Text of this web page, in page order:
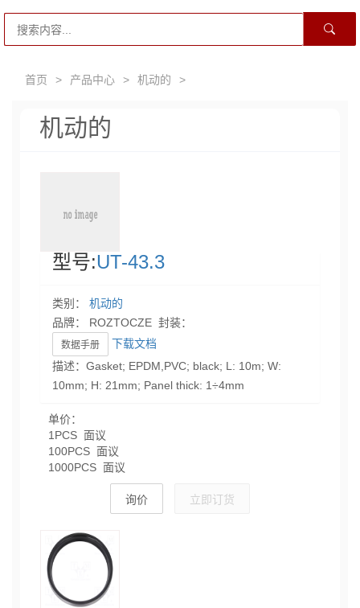
首页 > 产品中心 > 机动的 >
机动的
型号:UT-43.3
类别： 机动的
品牌： ROZTOCZE 封装：
数据手册
下载文档
描述：Gasket; EPDM,PVC; black; L: 10m; W:
10mm; H: 21mm; Panel thick: 1÷4mm
单价：
1PCS 面议
100PCS 面议
1000PCS 面议
询价 立即订货